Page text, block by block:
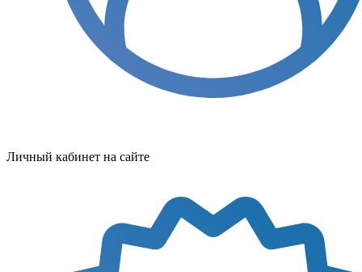
Личный кабинет на сайте